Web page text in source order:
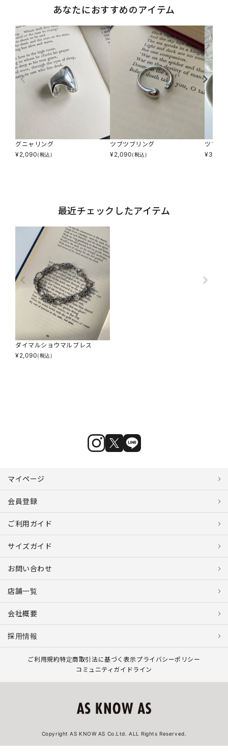
あなたにおすすめのアイテム
グニャリング
¥2,090(税込)
ツブツブリング
¥2,090(税込)
ツブツ
¥3,190
最近チェックしたアイテム
ダイマルショウマルブレス
¥2,090(税込)
マイページ
会員登録
ご利用ガイド
サイズガイド
お問い合わせ
店舗一覧
会社概要
採用情報
ご利用規約特定商取引法に基づく表示プライバシーポリシー
コミュニティガイドライン
Copyright AS KNOW AS Co.Ltd. ALL Rights Reserved.